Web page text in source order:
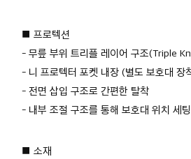
■ 프로텍션
- 무릎 부위 트리플 레이어 구조(Triple
- 니 프로텍터 포켓 내장 (별도 보호대 장
- 전면 삽입 구조로 간편한 탈착
- 내부 조절 구조를 통해 보호대 위치 세
■ 소재